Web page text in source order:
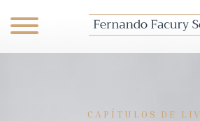
CAPÍTULOS DE